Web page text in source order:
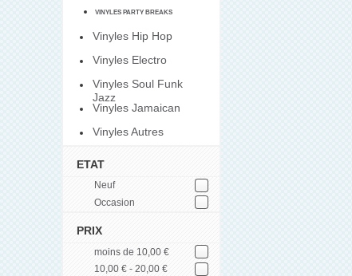
VINYLES PARTY BREAKS
Vinyles Hip Hop
Vinyles Electro
Vinyles Soul Funk
Jazz
Vinyles Jamaican
Vinyles Autres
ETAT
Neuf
Occasion
PRIX
moins de 10,00 €
10,00 € - 20,00 €